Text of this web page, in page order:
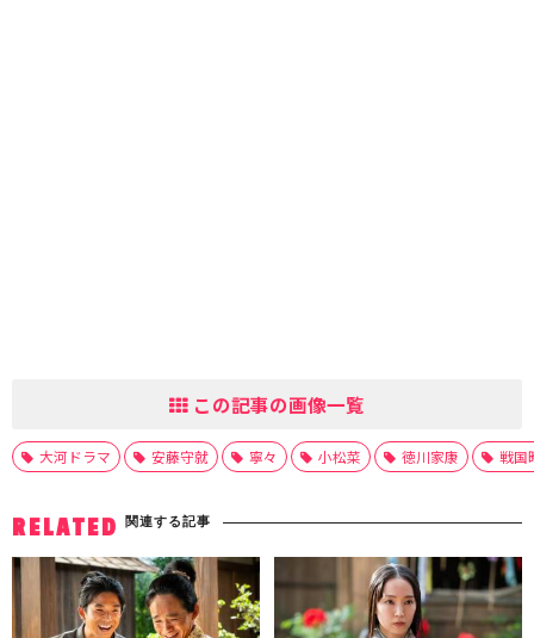
この記事の画像一覧
大河ドラマ 安藤守就 寧々 小松菜 徳川家康 戦国
RELATED 関連する記事